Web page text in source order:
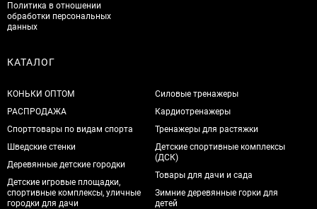
Политика в отношении
обработки персональных
данных
КАТАЛОГ
КОНЬКИ ОПТОМ
РАСПРОДАЖА
Спорттовары по видам спорта
Шведские стенки
Деревянные детские городки
Детские игровые площадки,
спортивные комплексы, уличные
городки для дачи
Силовые тренажеры
Кардиотренажеры
Тренажеры для растяжки
Детские спортивные комплексы
(ДСК)
Товары для дачи и сада
Зимние деревянные горки для
детей